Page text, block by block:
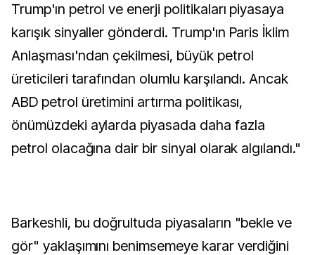
Trump'ın petrol ve enerji politikaları piyasaya
karışık sinyaller gönderdi. Trump'ın Paris İklim
Anlaşması'ndan çekilmesi, büyük petrol
üreticileri tarafından olumlu karşılandı. Ancak
ABD petrol üretimini artırma politikası,
önümüzdeki aylarda piyasada daha fazla
petrol olacağına dair bir sinyal olarak algılandı."
Barkeshli, bu doğrultuda piyasaların "bekle ve
gör" yaklaşımını benimsemeye karar verdiğini